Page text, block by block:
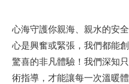
心海守護你親海、親水的安
心是興奮或緊張，我們都能
驚喜的非凡體驗！我們深知
術指導，才能讓每一次溫暖